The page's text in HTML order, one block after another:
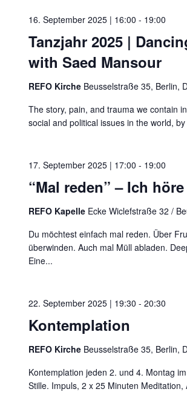
Tanzjahr 2025 |
with Saed Mansour
16. September 2025 | 16:00 - 19:00
REFO Kirche Beusselstraße 35, Berlin,
The story, pain, and trauma we contain
social and political issues in the world,
“Mal reden” – Ich
17. September 2025 | 17:00 - 19:00
REFO Kapelle Ecke Wiclefstraße 32 /
Du möchtest einfach mal reden. Über
überwinden. Auch mal Müll abladen.
Eine...
Kontemplation
22. September 2025 | 19:30 - 20:30
REFO Kirche Beusselstraße 35, Berlin,
Kontemplation jeden 2. und 4. Montag
Stille. Impuls, 2 x 25 Minuten